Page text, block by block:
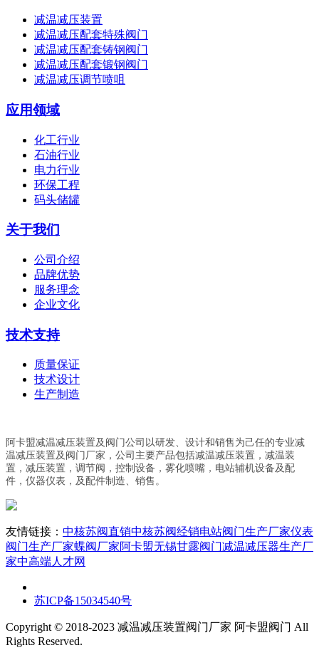
减温减压装置
减温减压配套特殊阀门
减温减压配套铸钢阀门
减温减压配套锻钢阀门
减温减压调节喷咀
应用领域
化工行业
石油行业
电力行业
环保工程
码头储罐
关于我们
公司介绍
品牌优势
服务理念
企业文化
技术支持
质量保证
技术设计
生产制造
阿卡盟减温减压装置及阀门公司以研发、设计和销售为己任的专业减
温减压装置及阀门厂家，公司主要产品包括减温减压装置，减温装
置，减压装置，调节阀，控制设备，雾化喷嘴，电站辅机设备及配
件，仪器仪表，及配件制造、销售。
友情链接： 中核苏阀直销中核苏阀经销电站阀门生产厂家仪表
阀门生产厂家蝶阀厂家阿卡盟无锡甘露阀门减温减压器生产厂
家中高端人才网
苏ICP备15034540号
Copyright © 2018-2023 减温减压装置阀门厂家 阿卡盟阀门 All
Rights Reserved.